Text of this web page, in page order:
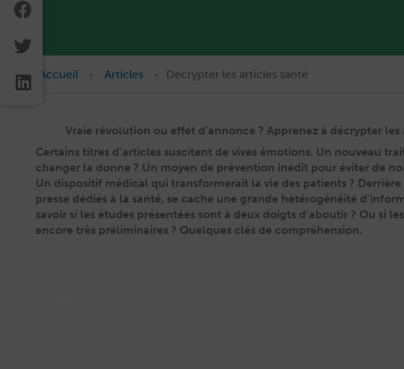
Accueil Articles Décrypter les articles santé
Vraie révolution ou effet d’annonce ? Apprenez à décrypter les
Cer­tains titres d’articles sus­ci­tent de vives émo­tions. Un nou­veau
chang­er la donne ? Un moyen de préven­tion inédit pour éviter de
Un dis­posi­tif médi­cal qui trans­formerait la vie des patients ? Der­rière
presse dédiés à la san­té, se cache une grande hétérogénéité
savoir si les études présen­tées sont à deux doigts d’aboutir ? Ou si
encore très prélim­i­naires ? Quelques clés de compréhension.